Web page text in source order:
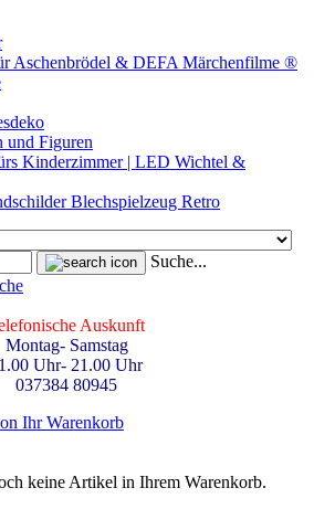
Aschenbrödel & DEFA Märchenfilme ®
und Figuren
Kinderzimmer | LED Wichtel &
Blechspielzeug Retro
Suche...
Auskunft
Montag- Samstag
Uhr- 21.00 Uhr
037384 80945
Ihr Warenkorb
keine Artikel in Ihrem Warenkorb.